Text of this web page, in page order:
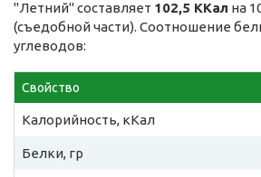
"Летний" составляет 102,5 ККал на
(съедобной части). Соотношение
углеводов:
Свойство
Калорийность, кКал
Белки, гр